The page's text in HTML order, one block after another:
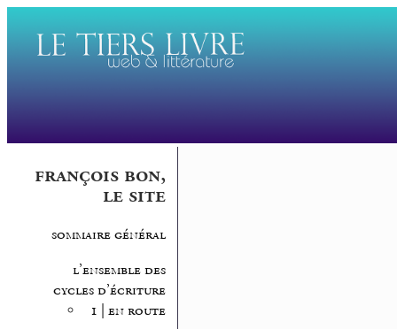
françois bon,
le site
sommaire général
l’ensemble des
cycles d’écriture
1 | en route